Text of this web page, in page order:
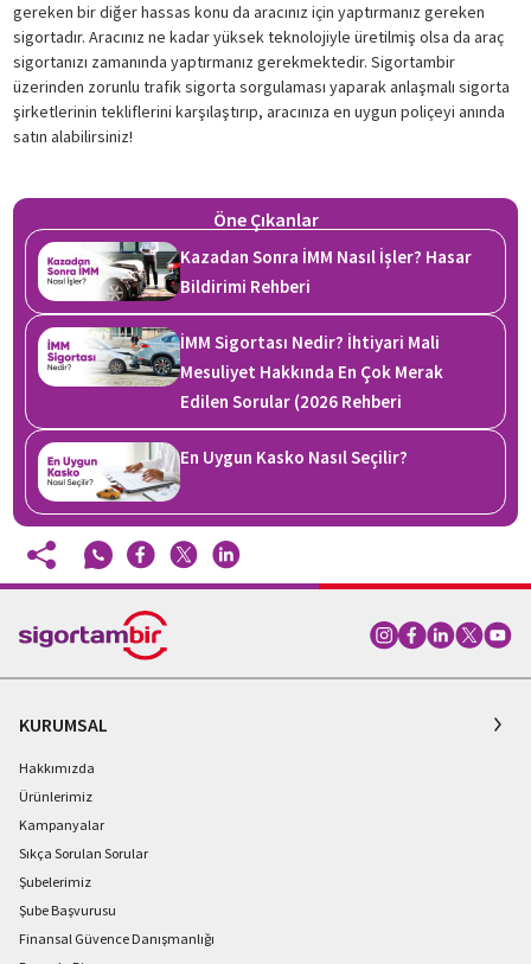
gereken bir diğer hassas konu da aracınız için yaptırmanız gereken
sigortadır. Aracınız ne kadar yüksek teknolojiyle üretilmiş olsa da araç
sigortanızı zamanında yaptırmanız gerekmektedir. Sigortambir
üzerinden zorunlu trafik sigorta sorgulaması yaparak anlaşmalı sigorta
şirketlerinin tekliflerini karşılaştırıp, aracınıza en uygun poliçeyi anında
satın alabilirsiniz!
Öne Çıkanlar
Kazadan Sonra İMM Nasıl İşler? Hasar
Bildirimi Rehberi
İMM Sigortası Nedir? İhtiyari Mali
Mesuliyet Hakkında En Çok Merak
Edilen Sorular (2026 Rehberi
En Uygun Kasko Nasıl Seçilir?
KURUMSAL
Hakkımızda
Ürünlerimiz
Kampanyalar
Sıkça Sorulan Sorular
Şubelerimiz
Şube Başvurusu
Finansal Güvence Danışmanlığı